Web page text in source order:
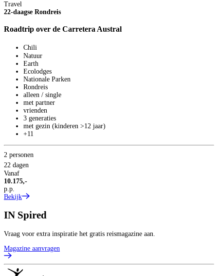
Travel
22-daagse Rondreis
Roadtrip over de Carretera Austral
Chili
Natuur
Earth
Ecolodges
Nationale Parken
Rondreis
alleen / single
met partner
vrienden
3 generaties
met gezin (kinderen >12 jaar)
+11
2 personen
22 dagen
Vanaf
10.175,-
p.p.
Bekijk
IN Spired
Vraag voor extra inspiratie het gratis reismagazine aan.
Magazine aanvragen